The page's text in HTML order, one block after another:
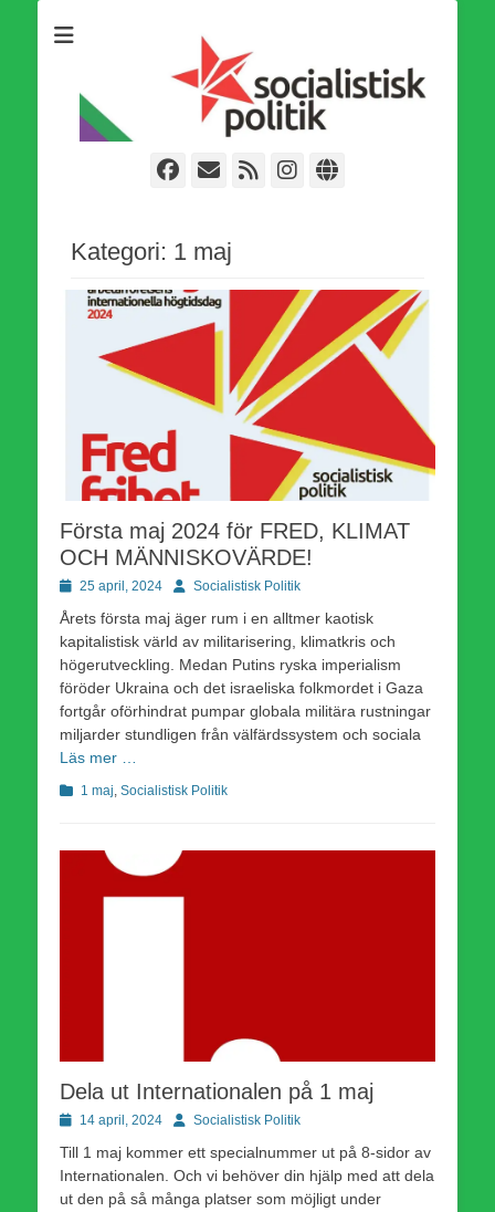
världsomfattande socialistiska Fjärde Internationalen och en viktig
tillgång i kampen för en socialistisk framtid!
Facebook
E-
Webbflöde
Instagram
Webbplats
Kategori: 1 maj
Första maj 2024 för FRED, KLIMAT
OCH MÄNNISKOVÄRDE!
Publicerad
25 april, 2024 Författare
Socialistisk Politik
Årets första maj äger rum i en alltmer kaotisk
kapitalistisk värld av militarisering, klimatkris och
högerutveckling. Medan Putins ryska imperialism
föröder Ukraina och det israeliska folkmordet i Gaza
fortgår oförhindrat pumpar globala militära rustningar
miljarder stundligen från välfärdssystem och sociala
Läs mer …
Kategorier
1 maj, Socialistisk Politik
Dela ut Internationalen på 1 maj
Publicerad
14 april, 2024 Författare
Socialistisk Politik
Till 1 maj kommer ett specialnummer ut på 8-sidor av
Internationalen. Och vi behöver din hjälp med att dela
ut den på så många platser som möjligt under